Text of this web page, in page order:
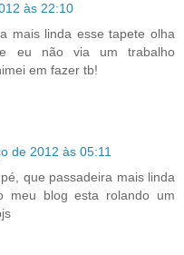
às 22:10
mais linda esse tapete olha
eu não via um trabalho
em fazer tb!
de 2012 às 05:11
que passadeira mais linda
meu blog esta rolando um